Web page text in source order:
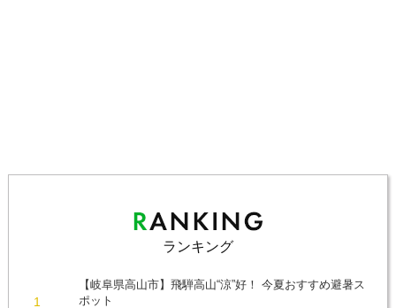
ランキング
【岐阜県高山市】飛騨高山“涼”好！ 今夏おすすめ避暑ス
ポット